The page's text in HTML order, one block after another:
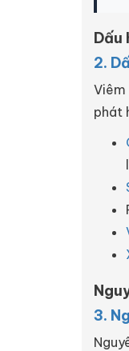
Dấu
2.
phát
3.